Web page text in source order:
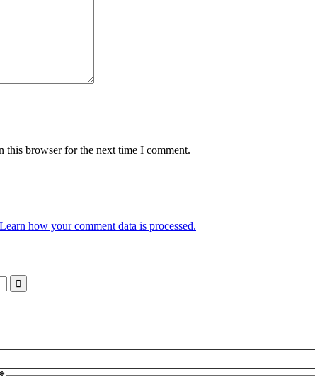
this browser for the next time I comment.
Learn how your comment data is processed.
*